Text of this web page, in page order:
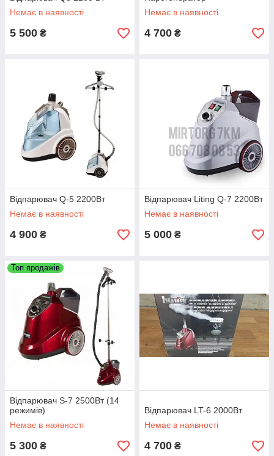
Немає в наявності
5 500 ₴
Немає в наявності
4 700 ₴
Відпарювач Q-5 2200Вт
Немає в наявності
4 900 ₴
Відпарювач Liting Q-7 2200Вт
Немає в наявності
5 000 ₴
Топ продажів
Відпарювач S-7 2500Вт (14
режимів)
Немає в наявності
5 300 ₴
Відпарювач LT-6 2000Вт
Немає в наявності
4 700 ₴